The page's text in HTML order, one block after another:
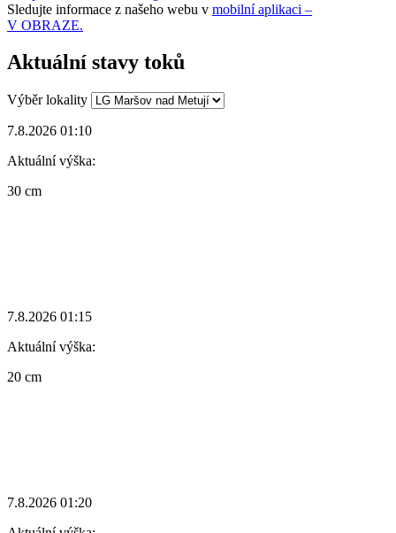
Sledujte informace z našeho webu v mobilní aplikaci –
V OBRAZE.
Aktuální stavy toků
Výběr lokality
7.8.2026 01:10
Aktuální výška:
30 cm
7.8.2026 01:15
Aktuální výška:
20 cm
7.8.2026 01:20